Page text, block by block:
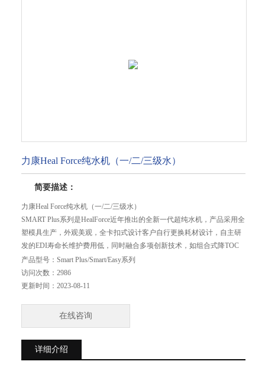
力康Heal Force纯水机（一/二/三级水）
简要描述：
力康Heal Force纯水机（一/二/三级水）
SMART Plus系列是HealForce近年推出的全新一代超纯水机，产品采用全
塑模具生产，外观美观，全卡扣式设计客户自行更换耗材设计，自主研
发的EDI寿命长维护费用低，同时融合多项创新技术，如组合式降TOC
纯化柱、自主研发的超小型电阻率检测系统等，为追求纯水水质和更高
体验感的用户提供整体解决方案！
产品型号： Smart Plus/Smart/Easy系列
访问次数： 2986
更新时间： 2023-08-11
在线咨询
详细介绍